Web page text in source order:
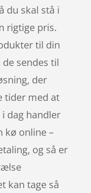
du skal stå i
rigtige pris.
til din
sendes til
der
tider med at
dag handler
kø online –
og så er
kan tage så